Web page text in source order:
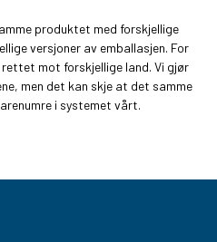
produktet med forskjellige
versjoner av emballasjen. For
mot forskjellige land. Vi gjør
men det kan skje at det samme
i systemet vårt.